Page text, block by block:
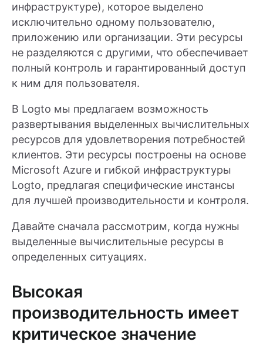
инфраструктуре), которое выделено
исключительно одному пользователю,
приложению или организации. Эти ресурсы
не разделяются с другими, что обеспечивает
полный контроль и гарантированный доступ
к ним для пользователя.
В Logto мы предлагаем возможность
развертывания выделенных вычислительных
ресурсов для удовлетворения потребностей
клиентов. Эти ресурсы построены на основе
Microsoft Azure и гибкой инфраструктуры
Logto, предлагая специфические инстансы
для лучшей производительности и контроля.
Давайте сначала рассмотрим, когда нужны
выделенные вычислительные ресурсы в
определенных ситуациях.
Высокая
производительность имеет
критическое значение